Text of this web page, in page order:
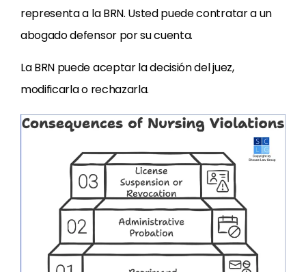
representa a la BRN. Usted puede contratar a un
abogado defensor por su cuenta.
La BRN puede aceptar la decisión del juez,
modificarla o rechazarla.